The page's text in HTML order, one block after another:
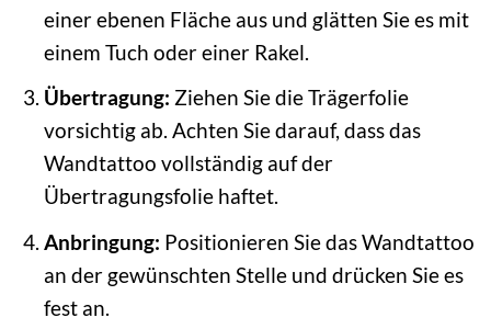
einer ebenen Fläche aus und glätten Sie es mit
einem Tuch oder einer Rakel.
Übertragung: Ziehen Sie die Trägerfolie
vorsichtig ab. Achten Sie darauf, dass das
Wandtattoo vollständig auf der
Übertragungsfolie haftet.
Anbringung: Positionieren Sie das Wandtattoo
an der gewünschten Stelle und drücken Sie es
fest an.